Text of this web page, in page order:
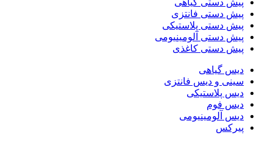
پیش دستی گیاهی
پیش دستی فانتزی
پیش دستی پلاستیکی
پیش دستی آلومینیومی
پیش دستی کاغذی
دیس گیاهی
سینی و دیس فانتزی
دیس پلاستیکی
دیس فوم
دیس آلومینیومی
پیرکس